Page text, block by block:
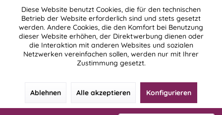
Diese Website benutzt Cookies, die für den technischen
Betrieb der Website erforderlich sind und stets gesetzt
werden. Andere Cookies, die den Komfort bei Benutzung
dieser Website erhöhen, der Direktwerbung dienen oder
die Interaktion mit anderen Websites und sozialen
Netzwerken vereinfachen sollen, werden nur mit Ihrer
Zustimmung gesetzt.
Ablehnen Alle akzeptieren Konfigurieren